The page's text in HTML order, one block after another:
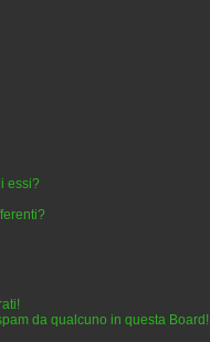
essi?
da qualcuno in questa Board!